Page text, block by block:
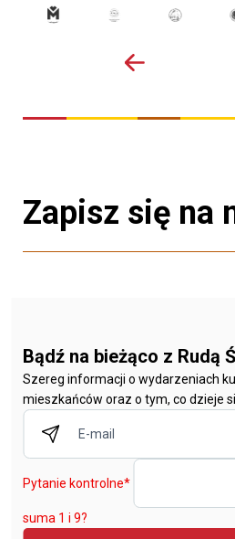
Zapisz się na
Bądź na bieżąco z Rudą
Szereg informacji o wydarzeniach
mieszkańców oraz o tym, co dzieje
Pytanie kontrolne*
suma 1 i 9?